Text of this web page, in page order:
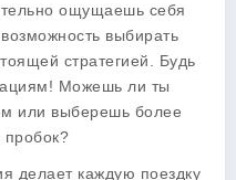
ощущаешь себя
выбирать
стратегией. Будь
Можешь ли ты
или выберешь более
пробок?
делает каждую поездку